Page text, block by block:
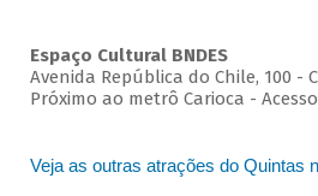
Espaço Cultural BNDES
Avenida República do Chile, 100 -
Próximo ao metrô Carioca -
Veja as outras atrações do Quintas